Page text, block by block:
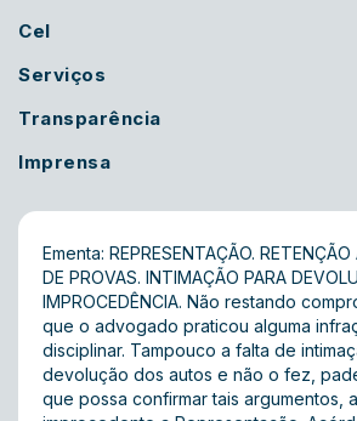
Cel
Serviços
Transparência
Imprensa
Ementa: REPRESENTAÇÃO. RETENÇÃO
DE PROVAS. INTIMAÇÃO PARA
IMPROCEDÊNCIA. Não restando
que o advogado praticou alguma
disciplinar. Tampouco a falta de
devolução dos autos e não o fez,
que possa confirmar tais argumentos,